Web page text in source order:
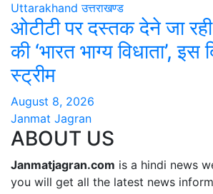
Uttarakhand उत्तराखण्ड
ओटीटी पर दस्तक देने जा
की ‘भारत भाग्य विधाता’, इस
स्ट्रीम
August 8, 2026
Janmat Jagran
ABOUT US
Janmatjagran.com is a hindi news
you will get all the latest news